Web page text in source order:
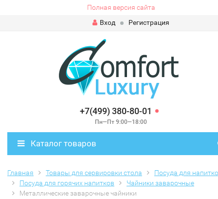
Полная версия сайта
Вход
Регистрация
+7(499) 380-80-01
Пн—Пт 9:00—18:00
Каталог товаров
Главная Товары для сервировки стола
Посуда для
Посуда для горячих напитков
Чайники заварочные
Металлические заварочные чайники